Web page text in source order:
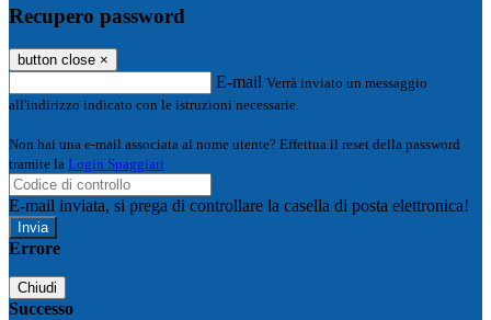
Recupero password
button close ×
E-mail Verrà inviato un messaggio
all'indirizzo indicato con le istruzioni necessarie.
Non hai una e-mail associata al nome utente? Effettua il reset della password
tramite la Login Spaggiari
E-mail inviata, si prega di controllare la casella di posta elettronica!
Errore
Chiudi
Successo